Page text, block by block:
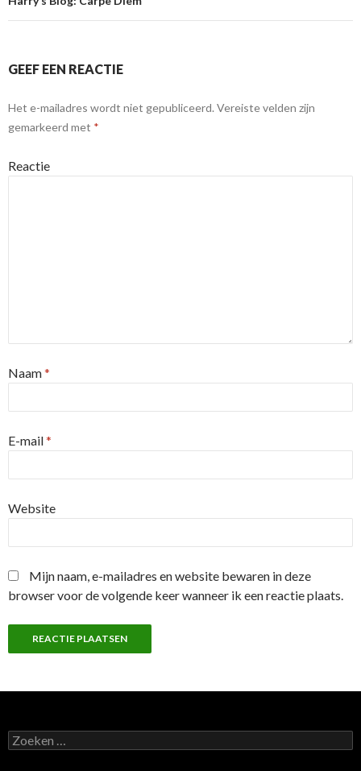
GEEF EEN REACTIE
Het e-mailadres wordt niet gepubliceerd. Vereiste velden zijn
gemarkeerd met *
Reactie
Naam*
E-mail*
Website
Mijn naam, e-mailadres en website bewaren in deze
browser voor de volgende keer wanneer ik een reactie plaats.
Z
o